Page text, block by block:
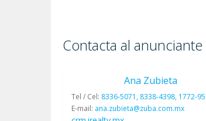
Contacta al
Ana Zubieta
Tel / Cel: 8336-5071, 8338-4398, 1772-
E-mail: ana.zubieta@zuba.com.mx